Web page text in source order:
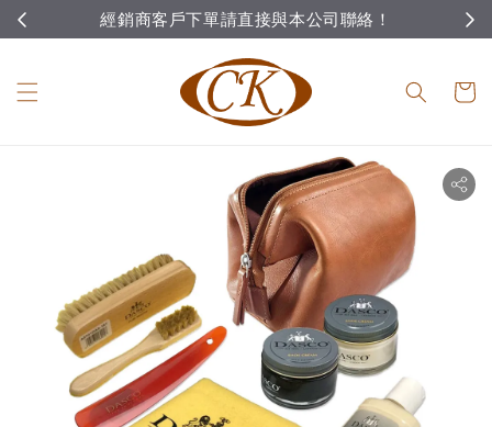
經銷商客戶下單請直接與本公司聯絡！